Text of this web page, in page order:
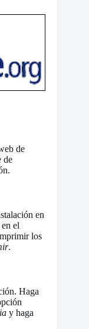
de
de
en
el
los
.
Haga
y haga